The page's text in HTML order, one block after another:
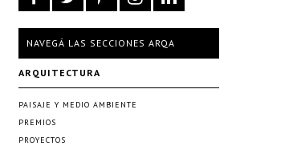
NAVEGÁ LAS SECCIONES ARQA
ARQUITECTURA
PAISAJE Y MEDIO AMBIENTE
PREMIOS
PROYECTOS